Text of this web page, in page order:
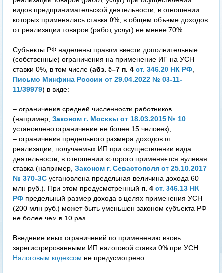
видов предпринимательской деятельности, в отношении
которых применялась ставка 0%, в общем объеме доходов
от реализации товаров (работ, услуг) не менее 70%.
Субъекты РФ наделены правом ввести дополнительные
(собственные) ограничения на применение ИП на УСН
ставки 0%, в том числе (абз. 5–7 п. 4 ст. 346.20 НК РФ
Письмо Минфина России от 29.04.2022 № 03-11-
11/39979) в виде:
– ограничения средней численности работников
(например, Законом г. Москвы от 18.03.2015 № 10
установлено ограничение не более 15 человек);
– ограничения предельного размера доходов от
реализации, получаемых ИП при осуществлении вида
деятельности, в отношении которого применяется нулевая
ставка (например, Законом г. Севастополя от 25.10.2017
№ 370-ЗС установлена предельная величина дохода 60
млн руб.). При этом предусмотренный п. 4 ст. 346.13 НК
РФ предельный размер дохода в целях применения УСН
(200 млн руб.) может быть уменьшен законом субъекта РФ
не более чем в 10 раз.
Введение иных ограничений по применению вновь
зарегистрированными ИП налоговой ставки 0% при УСН
Налоговым кодексом не предусмотрено.